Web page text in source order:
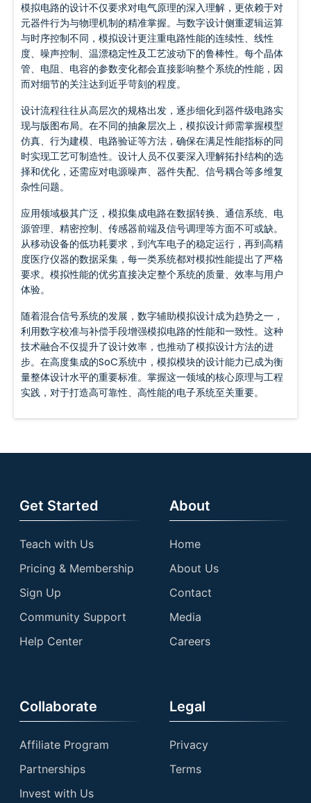
模拟电路的设计不仅要求对电气原理的深入理解，更依赖于对
元器件行为与物理机制的精准掌握。与数字设计侧重逻辑运算
与时序控制不同，模拟设计更注重电路性能的连续性、线性
度、噪声控制、温漂稳定性及工艺波动下的鲁棒性。每个晶体
管、电阻、电容的参数变化都会直接影响整个系统的性能，因
而对细节的关注达到近乎苛刻的程度。
设计流程往往从高层次的规格出发，逐步细化到器件级电路实
现与版图布局。在不同的抽象层次上，模拟设计师需掌握模型
仿真、行为建模、电路验证等方法，确保在满足性能指标的同
时实现工艺可制造性。设计人员不仅要深入理解拓扑结构的选
择和优化，还需应对电源噪声、器件失配、信号耦合等多维复
杂性问题。
应用领域极其广泛，模拟集成电路在数据转换、通信系统、电
源管理、精密控制、传感器前端及信号调理等方面不可或缺。
从移动设备的低功耗要求，到汽车电子的稳定运行，再到高精
度医疗仪器的数据采集，每一类系统都对模拟性能提出了严格
要求。模拟性能的优劣直接决定整个系统的质量、效率与用户
体验。
随着混合信号系统的发展，数字辅助模拟设计成为趋势之一，
利用数字校准与补偿手段增强模拟电路的性能和一致性。这种
技术融合不仅提升了设计效率，也推动了模拟设计方法的进
步。在高度集成的SoC系统中，模拟模块的设计能力已成为衡
量整体设计水平的重要标准。掌握这一领域的核心原理与工程
实践，对于打造高可靠性、高性能的电子系统至关重要。
Get Started
Teach with Us
Pricing & Membership
Sign Up
Community Support
Help Center
About
Home
About Us
Contact
Media
Careers
Collaborate
Affiliate Program
Partnerships
Invest with Us
Legal
Privacy
Terms